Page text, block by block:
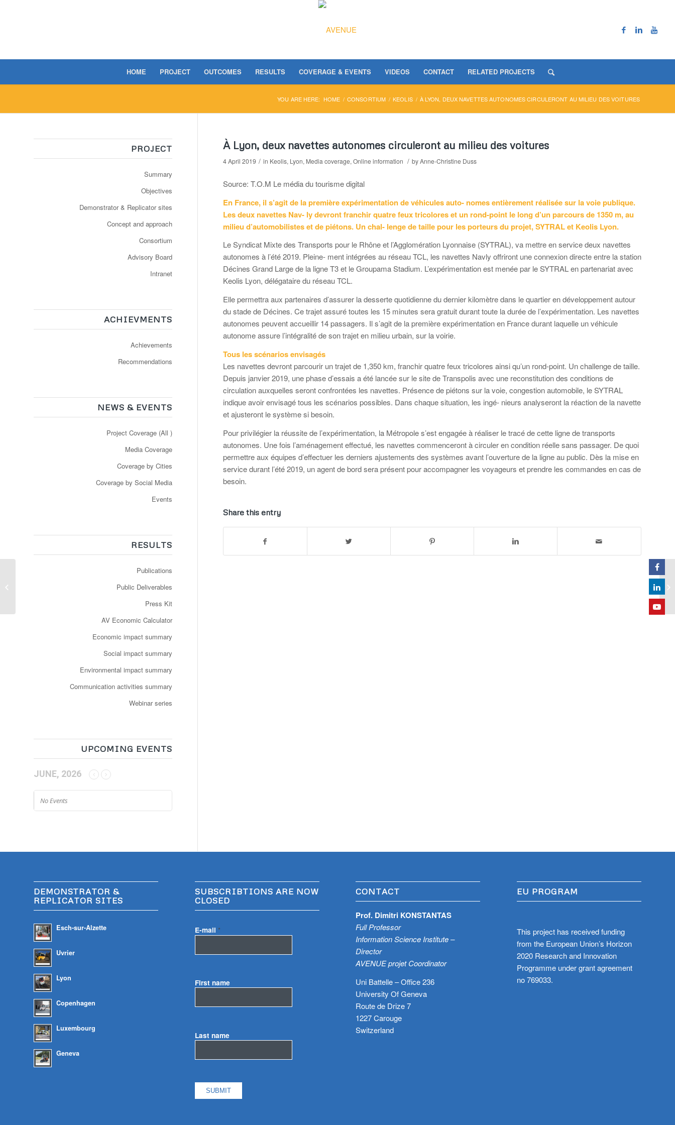
HOME PROJECT OUTCOMES RESULTS COVERAGE & EVENTS VIDEOS CONTACT RELATED PROJECTS
YOU ARE HERE: HOME / CONSORTIUM / KEOLIS / À LYON, DEUX NAVETTES AUTONOMES CIRCULERONT AU MILIEU DES VOITURES
À Lyon, deux navettes autonomes circuleront au milieu des voitures
4 April 2019 / in Keolis, Lyon, Media coverage, Online information / byAnne-Christine Duss
Source: T.O.M Le média du tourisme digital
En France, il s’agit de la première expérimentation de véhicules auto- nomes entièrement réalisée sur la voie publique.
Les deux navettes Nav- ly devront franchir quatre feux tricolores et un rond-point le long d’un parcours de 1350 m, au
milieu d’automobilistes et de piétons. Un chal- lenge de taille pour les porteurs du projet, SYTRAL et Keolis Lyon.
Le Syndicat Mixte des Transports pour le Rhône et l’Agglomération Lyonnaise (SYTRAL), va mettre en service deux navettes
autonomes à l’été 2019. Pleine- ment intégrées au réseau TCL, les navettes Navly offriront une connexion directe entre la station
Décines Grand Large de la ligne T3 et le Groupama Stadium. L’expérimentation est menée par le SYTRAL en partenariat avec
Keolis Lyon, délégataire du réseau TCL.
Elle permettra aux partenaires d’assurer la desserte quotidienne du dernier kilomètre dans le quartier en développement autour
du stade de Décines. Ce trajet assuré toutes les 15 minutes sera gratuit durant toute la durée de l’expérimentation. Les navettes
autonomes peuvent accueillir 14 passagers. Il s’agit de la première expérimentation en France durant laquelle un véhicule
autonome assure l’intégralité de son trajet en milieu urbain, sur la voirie.
Tous les scénarios envisagés
Les navettes devront parcourir un trajet de 1,350 km, franchir quatre feux tricolores ainsi qu’un rond-point. Un challenge de taille.
Depuis janvier 2019, une phase d’essais a été lancée sur le site de Transpolis avec une reconstitution des conditions de
circulation auxquelles seront confrontées les navettes. Présence de piétons sur la voie, congestion automobile, le SYTRAL
indique avoir envisagé tous les scénarios possibles. Dans chaque situation, les ingé- nieurs analyseront la réaction de la navette
et ajusteront le système si besoin.
Pour privilégier la réussite de l’expérimentation, la Métropole s’est engagée à réaliser le tracé de cette ligne de transports
autonomes. Une fois l’aménagement effectué, les navettes commenceront à circuler en condition réelle sans passager. De quoi
permettre aux équipes d’effectuer les derniers ajustements des systèmes avant l’ouverture de la ligne au public. Dès la mise en
service durant l’été 2019, un agent de bord sera présent pour accompagner les voyageurs et prendre les commandes en cas de
besoin.
Share this entry
PROJECT
Summary
Objectives
Demonstrator & Replicator sites
Concept and approach
Consortium
Advisory Board
Intranet
ACHIEVMENTS
Achievements
Recommendations
NEWS & EVENTS
Project Coverage (All )
Media Coverage
Coverage by Cities
Coverage by Social Media
Events
RESULTS
Publications
Public Deliverables
Press Kit
AV Economic Calculator
Economic impact summary
Social impact summary
Environmental impact summary
Communication activities summary
Webinar series
UPCOMING EVENTS
JUNE, 2026
No Events
DEMONSTRATOR &
REPLICATOR SITES
Esch-sur-Alzette
Uvrier
Lyon
Copenhagen
Luxembourg
Geneva
SUBSCRIBTIONS ARE NOW
CLOSED
E-mail *
First name
Last name
CONTACT
Prof. Dimitri KONSTANTAS
Full Professor
Information Science Institute –
Director
AVENUE projet Coordinator
Uni Battelle – Office 236
University Of Geneva
Route de Drize 7
1227 Carouge
Switzerland
EU PROGRAM
This project has received funding
from the European Union’s Horizon
2020 Research and Innovation
Programme under grant agreement
no 769033.